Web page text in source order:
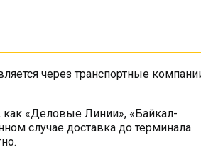
через транспортные
«Деловые Линии», «Байкал-
случае доставка до терминала